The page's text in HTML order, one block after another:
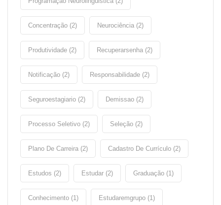
Concentração (2) Neurociência (2)
Produtividade (2) Recuperarsenha (2)
Notificação (2) Responsabilidade (2)
Seguroestagiario (2) Demissao (2)
Processo Seletivo (2) Seleção (2)
Plano De Carreira (2) Cadastro De Currículo (2)
Estudos (2) Estudar (2) Graduação (1)
Conhecimento (1) Estudaremgrupo (1)